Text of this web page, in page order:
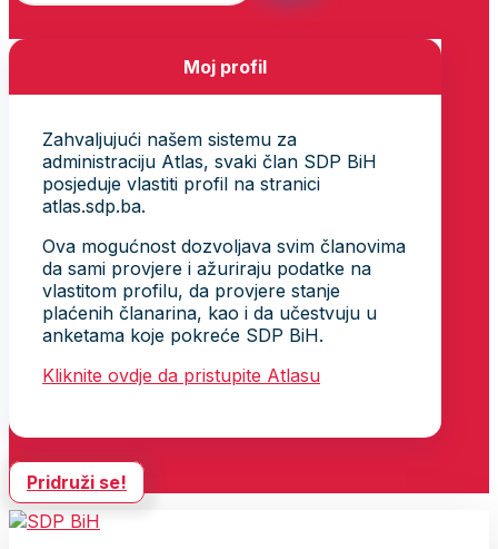
Moj profil
Zahvaljujući našem sistemu za
administraciju Atlas, svaki član SDP BiH
posjeduje vlastiti profil na stranici
atlas.sdp.ba.
Ova mogućnost dozvoljava svim članovima
da sami provjere i ažuriraju podatke na
vlastitom profilu, da provjere stanje
plaćenih članarina, kao i da učestvuju u
anketama koje pokreće SDP BiH.
Kliknite ovdje da pristupite Atlasu
Pridruži se!